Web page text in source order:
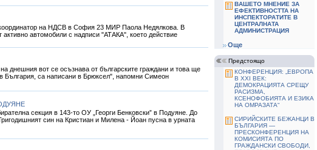
на НДСВ в София 23 МИР Паола Недялкова. В
автомобили с надписи "АТАКА", което действие
днешния вот се осъзнава от българските граждани и това ще
в България, са написани в Брюксел", напомни Симеон
секция в 143-то ОУ „Георги Бенковски” в Подуяне. До
син на Кристиан и Милена - Йоан пусна в урната
ВАШЕТО МНЕНИЕ ЗА
ЕФЕКТИВНОСТТА НА
ИНСПЕКТОРАТИТЕ В
ЦЕНТРАЛНАТА
АДМИНИСТРАЦИЯ
Още
Предстоящо
КОНФЕРЕНЦИЯ: „ЕВРОПА
В ХХІ ВЕК:
ДЕМОКРАЦИЯТА СРЕЩУ
РАСИЗМА,
КСЕНОФОБИЯТА И ЕЗИКА
НА ОМРАЗАТА“
СИРИЙСКИТЕ БЕЖАНЦИ В
БЪЛГАРИЯ —
ПРЕСКОНФЕРЕНЦИЯ НА
КОМИСИЯТА ПО
ГРАЖДАНСКИ СВОБОДИ,